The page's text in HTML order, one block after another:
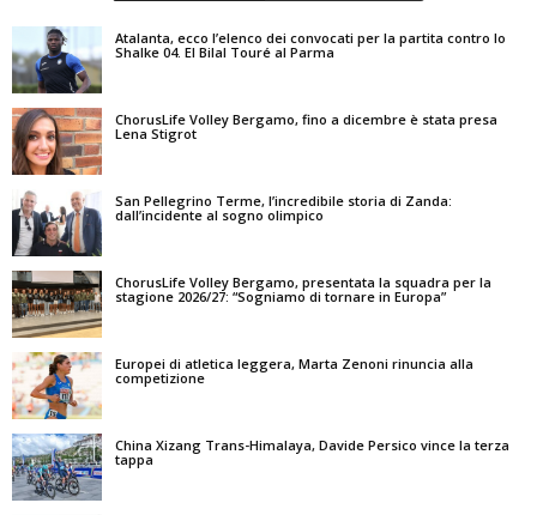
Atalanta, ecco l’elenco dei convocati per la partita contro lo
Shalke 04. El Bilal Touré al Parma
ChorusLife Volley Bergamo, fino a dicembre è stata presa
Lena Stigrot
San Pellegrino Terme, l’incredibile storia di Zanda:
dall’incidente al sogno olimpico
ChorusLife Volley Bergamo, presentata la squadra per la
stagione 2026/27: “Sogniamo di tornare in Europa”
Europei di atletica leggera, Marta Zenoni rinuncia alla
competizione
China Xizang Trans-Himalaya, Davide Persico vince la terza
tappa